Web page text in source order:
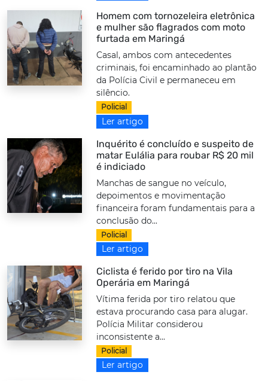
Homem com tornozeleira eletrônica
e mulher são flagrados com moto
furtada em Maringá
Casal, ambos com antecedentes
criminais, foi encaminhado ao plantão
da Polícia Civil e permaneceu em
silêncio.
Policial
Ler artigo
Inquérito é concluído e suspeito de
matar Eulália para roubar R$ 20 mil
é indiciado
Manchas de sangue no veículo,
depoimentos e movimentação
financeira foram fundamentais para a
conclusão do...
Policial
Ler artigo
Ciclista é ferido por tiro na Vila
Operária em Maringá
Vítima ferida por tiro relatou que
estava procurando casa para alugar.
Polícia Militar considerou
inconsistente a...
Policial
Ler artigo